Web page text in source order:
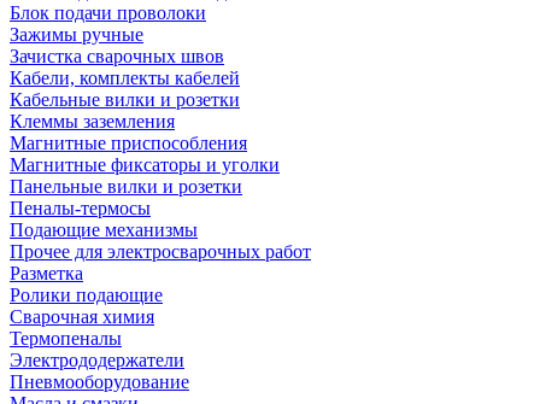
Блок подачи проволоки
Зажимы ручные
Зачистка сварочных швов
Кабели, комплекты кабелей
Кабельные вилки и розетки
Клеммы заземления
Магнитные приспособления
Магнитные фиксаторы и уголки
Панельные вилки и розетки
Пеналы-термосы
Подающие механизмы
Прочее для электросварочных работ
Разметка
Ролики подающие
Сварочная химия
Термопеналы
Электрододержатели
Пневмооборудование